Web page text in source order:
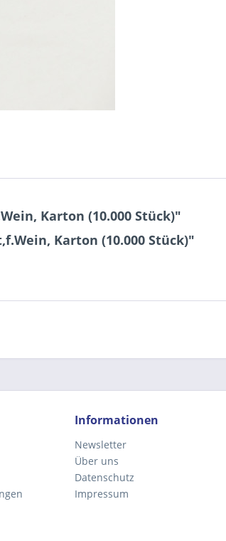
Karton (10.000 Stück)"
Karton (10.000 Stück)"
Informationen
Newsletter
Über uns
Datenschutz
Impressum